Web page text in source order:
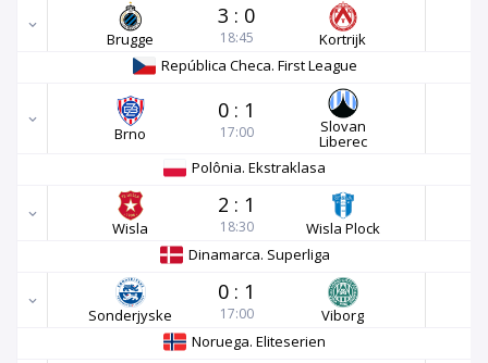
Brugge
3 : 0
18:45
Kortrijk
República Checa. First League
Brno
0 : 1
17:00 Slovan
Liberec
Polônia. Ekstraklasa
Wisla
2 : 1
18:30
Wisla Plock
Dinamarca. Superliga
Sonderjyske
0 : 1
17:00
Viborg
Noruega. Eliteserien